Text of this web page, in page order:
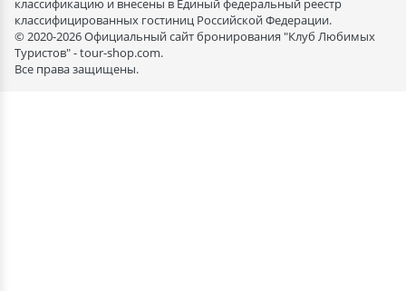
классификацию и внесены в Единый федеральный реестр
классифицированных гостиниц Российской Федерации.
© 2020-2026 Официальный сайт бронирования "Клуб Любимых
Туристов" - tour-shop.com.
Все права защищены.